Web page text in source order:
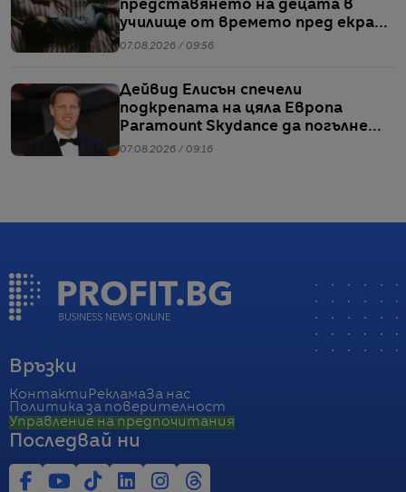
представянето на децата в
училище от времето пред екран
или храненето, сочи проучване
07.08.2026 / 09:56
Дейвид Елисън спечели
подкрепата на цяла Европа
Paramount Skydance да погълне
WBD
07.08.2026 / 09:16
Връзки
Контакти РекламаЗа нас
Политика за поверителност
Управление на предпочитания
Последвай ни